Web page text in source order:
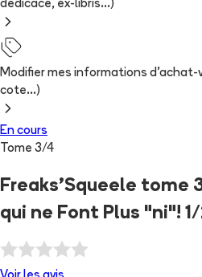
dédicace, ex-libris...)
Modifier mes informations
cote...)
En cours
Tome 3/4
Freaks'Squeele tome
qui ne Font Plus "ni"!